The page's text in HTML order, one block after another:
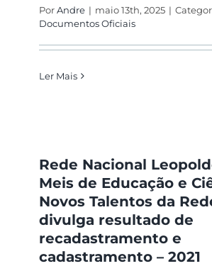
PorAndre | maio 13th, 2025 |
Documentos Oficiais
Ler Mais
Rede Nacional
Meis de Educação e
Novos Talentos da
divulga resultado de
recadastramento e
cadastramento – 2021